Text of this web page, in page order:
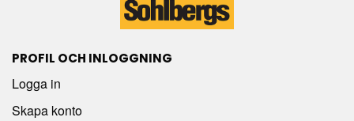
PROFIL OCH INLOGGNING
Logga in
Skapa konto